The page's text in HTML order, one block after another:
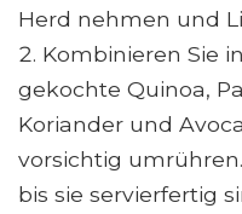
Herd nehmen und
Kombinieren Sie
gekochte Quinoa,
Koriander und
vorsichtig
bis sie servierfertig